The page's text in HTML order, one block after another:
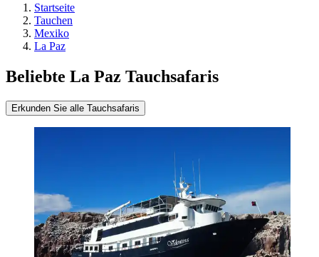
Startseite
Tauchen
Mexiko
La Paz
Beliebte La Paz Tauchsafaris
Erkunden Sie alle Tauchsafaris